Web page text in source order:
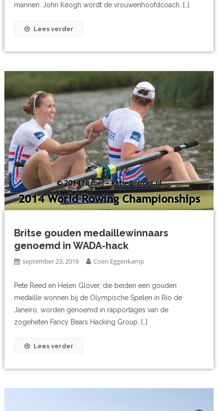
mannen. John Keogh wordt de vrouwenhoofdcoach. […]
Lees verder
Britse gouden medaillewinnaars
genoemd in WADA-hack
september 23, 2016 Coen Eggenkamp
Pete Reed en Helen Glover, die beiden een gouden
medaille wonnen bij de Olympische Spelen in Rio de
Janeiro, worden genoemd in rapportages van de
zogeheten Fancy Bears Hacking Group. […]
Lees verder